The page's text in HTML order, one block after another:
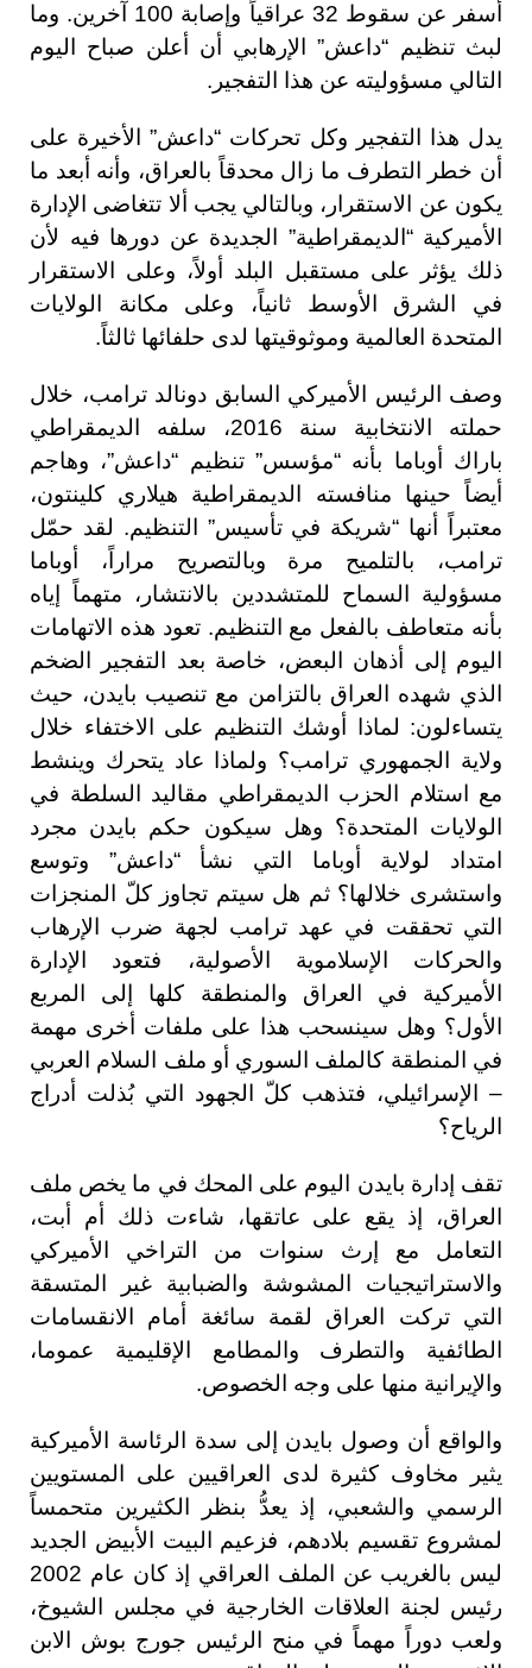
أسفر عن سقوط 32 عراقياً وإصابة 100 آخرين. وما
لبث تنظيم “داعش” الإرهابي أن أعلن صباح اليوم
التالي مسؤوليته عن هذا التفجير.
يدل هذا التفجير وكل تحركات “داعش” الأخيرة على
أن خطر التطرف ما زال محدقاً بالعراق، وأنه أبعد ما
يكون عن الاستقرار، وبالتالي يجب ألا تتغاضى الإدارة
الأميركية “الديمقراطية” الجديدة عن دورها فيه لأن
ذلك يؤثر على مستقبل البلد أولاً، وعلى الاستقرار
في الشرق الأوسط ثانياً، وعلى مكانة الولايات
المتحدة العالمية وموثوقيتها لدى حلفائها ثالثاً.
وصف الرئيس الأميركي السابق دونالد ترامب، خلال
حملته الانتخابية سنة 2016، سلفه الديمقراطي
باراك أوباما بأنه “مؤسس” تنظيم “داعش”، وهاجم
أيضاً حينها منافسته الديمقراطية هيلاري كلينتون،
معتبراً أنها “شريكة في تأسيس” التنظيم. لقد حمّل
ترامب، بالتلميح مرة وبالتصريح مراراً، أوباما
مسؤولية السماح للمتشددين بالانتشار، متهماً إياه
بأنه متعاطف بالفعل مع التنظيم. تعود هذه الاتهامات
اليوم إلى أذهان البعض، خاصة بعد التفجير الضخم
الذي شهده العراق بالتزامن مع تنصيب بايدن، حيث
يتساءلون: لماذا أوشك التنظيم على الاختفاء خلال
ولاية الجمهوري ترامب؟ ولماذا عاد يتحرك وينشط
مع استلام الحزب الديمقراطي مقاليد السلطة في
الولايات المتحدة؟ وهل سيكون حكم بايدن مجرد
امتداد لولاية أوباما التي نشأ “داعش” وتوسع
واستشرى خلالها؟ ثم هل سيتم تجاوز كلّ المنجزات
التي تحققت في عهد ترامب لجهة ضرب الإرهاب
والحركات الإسلاموية الأصولية، فتعود الإدارة
الأميركية في العراق والمنطقة كلها إلى المربع
الأول؟ وهل سينسحب هذا على ملفات أخرى مهمة
في المنطقة كالملف السوري أو ملف السلام العربي
– الإسرائيلي، فتذهب كلّ الجهود التي بُذلت أدراج
الرياح؟
تقف إدارة بايدن اليوم على المحك في ما يخص ملف
العراق، إذ يقع على عاتقها، شاءت ذلك أم أبت،
التعامل مع إرث سنوات من التراخي الأميركي
والاستراتيجيات المشوشة والضبابية غير المتسقة
التي تركت العراق لقمة سائغة أمام الانقسامات
الطائفية والتطرف والمطامع الإقليمية عموما،
والإيرانية منها على وجه الخصوص.
والواقع أن وصول بايدن إلى سدة الرئاسة الأميركية
يثير مخاوف كثيرة لدى العراقيين على المستويين
الرسمي والشعبي، إذ يعدُّ بنظر الكثيرين متحمساً
لمشروع تقسيم بلادهم، فزعيم البيت الأبيض الجديد
ليس بالغريب عن الملف العراقي إذ كان عام 2002
رئيس لجنة العلاقات الخارجية في مجلس الشيوخ،
ولعب دوراً مهماً في منح الرئيس جورج بوش الابن